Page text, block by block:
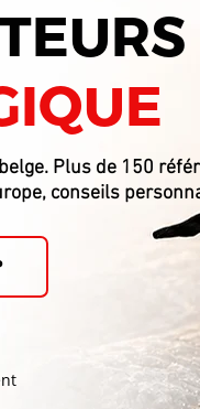
Plus de 150
conseils